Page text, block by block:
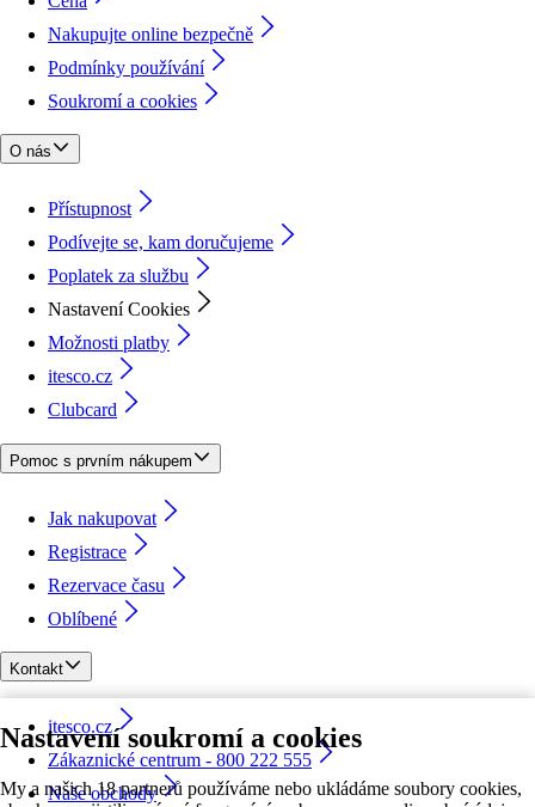
Nastavení soukromí a cookies
My a našich 18 partnerů používáme nebo ukládáme soubory cookies,
Nakupujte online bezpečně
Podmínky používání
Soukromí a cookies
O nás
Přístupnost
Podívejte se, kam doručujeme
Poplatek za službu
Nastavení Cookies
Možnosti platby
itesco.cz
Clubcard
Pomoc s prvním nákupem
Jak nakupovat
Registrace
Rezervace času
Oblíbené
Kontakt
itesco.cz
Zákaznické centrum - 800 222 555
Naše obchody